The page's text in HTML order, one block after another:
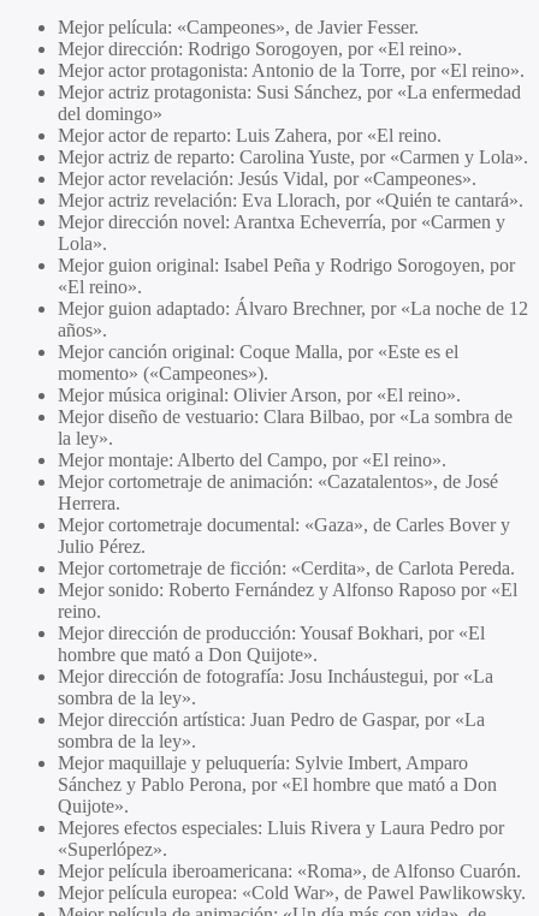
Mejor película: «Campeones», de Javier Fesser.
Mejor dirección: Rodrigo Sorogoyen, por «El reino».
Mejor actor protagonista: Antonio de la Torre, por «El reino».
Mejor actriz protagonista: Susi Sánchez, por «La enfermedad
del domingo»
Mejor actor de reparto: Luis Zahera, por «El reino.
Mejor actriz de reparto: Carolina Yuste, por «Carmen y Lola».
Mejor actor revelación: Jesús Vidal, por «Campeones».
Mejor actriz revelación: Eva Llorach, por «Quién te cantará».
Mejor dirección novel: Arantxa Echeverría, por «Carmen y
Lola».
Mejor guion original: Isabel Peña y Rodrigo Sorogoyen, por
«El reino».
Mejor guion adaptado: Álvaro Brechner, por «La noche de 12
años».
Mejor canción original: Coque Malla, por «Este es el
momento» («Campeones»).
Mejor música original: Olivier Arson, por «El reino».
Mejor diseño de vestuario: Clara Bilbao, por «La sombra de
la ley».
Mejor montaje: Alberto del Campo, por «El reino».
Mejor cortometraje de animación: «Cazatalentos», de José
Herrera.
Mejor cortometraje documental: «Gaza», de Carles Bover y
Julio Pérez.
Mejor cortometraje de ficción: «Cerdita», de Carlota Pereda.
Mejor sonido: Roberto Fernández y Alfonso Raposo por «El
reino.
Mejor dirección de producción: Yousaf Bokhari, por «El
hombre que mató a Don Quijote».
Mejor dirección de fotografía: Josu Incháustegui, por «La
sombra de la ley».
Mejor dirección artística: Juan Pedro de Gaspar, por «La
sombra de la ley».
Mejor maquillaje y peluquería: Sylvie Imbert, Amparo
Sánchez y Pablo Perona, por «El hombre que mató a Don
Quijote».
Mejores efectos especiales: Lluis Rivera y Laura Pedro por
«Superlópez».
Mejor película iberoamericana: «Roma», de Alfonso Cuarón.
Mejor película europea: «Cold War», de Pawel Pawlikowsky.